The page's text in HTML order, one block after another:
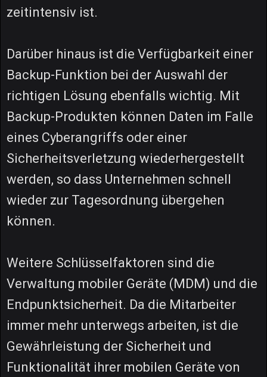
zeitintensiv ist.
Darüber hinaus ist die Verfügbarkeit einer
Backup-Funktion bei der Auswahl der
richtigen Lösung ebenfalls wichtig. Mit
Backup-Produkten können Daten im Falle
eines Cyberangriffs oder einer
Sicherheitsverletzung wiederhergestellt
werden, so dass Unternehmen schnell
wieder zur Tagesordnung übergehen
können.
Weitere Schlüsselfaktoren sind die
Verwaltung mobiler Geräte (MDM) und die
Endpunktsicherheit. Da die Mitarbeiter
immer mehr unterwegs arbeiten, ist die
Gewährleistung der Sicherheit und
Funktionalität ihrer mobilen Geräte von